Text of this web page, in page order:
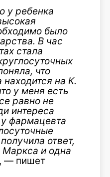
у ребенка
было
В час
стала
что
на К.
у меня есть
равно не
интереса
у фармацевта
ответ,
Маркса и одна
— пишет